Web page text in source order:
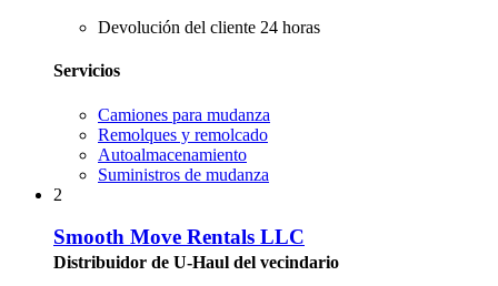
Devolución del cliente 24 horas
Servicios
Camiones para mudanza
Remolques y remolcado
Autoalmacenamiento
Suministros de mudanza
2
Smooth Move Rentals LLC
Distribuidor de U-Haul del vecindario